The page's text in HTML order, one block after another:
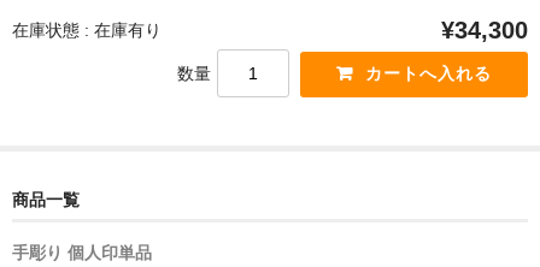
在庫状態 : 在庫有り ¥34,300
数量
商品一覧
手彫り 個人印単品